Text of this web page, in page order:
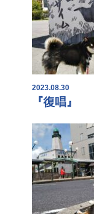
2023.08.30
『復唱』